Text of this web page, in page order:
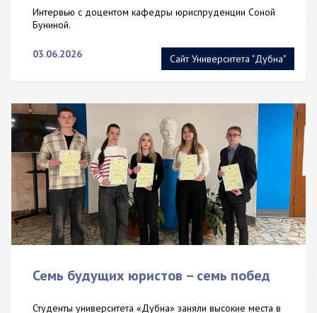
Сайт Университета "Дубна"
Интервью с доцентом кафедры юриспруденции Соной
Буниной.
03.06.2026
Семь будущих юристов – семь побед
Студенты университета «Дубна» заняли высокие места в